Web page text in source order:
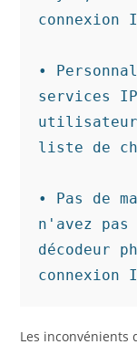
connexion
•
services
liste de
• Pas de
n'avez
décodeur
connexion
Les inconvénients